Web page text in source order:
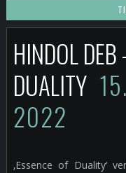
HINDOL DEB
DUALITY
2022
‚Essence of Duality‘